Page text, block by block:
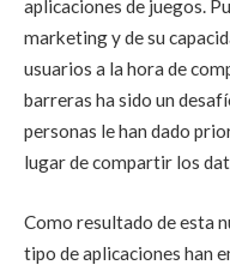
aplicaciones de juegos.
marketing y de su
usuarios a la hora de
barreras ha sido un
personas le han dado
lugar de compartir los
Como resultado de esta
tipo de aplicaciones han